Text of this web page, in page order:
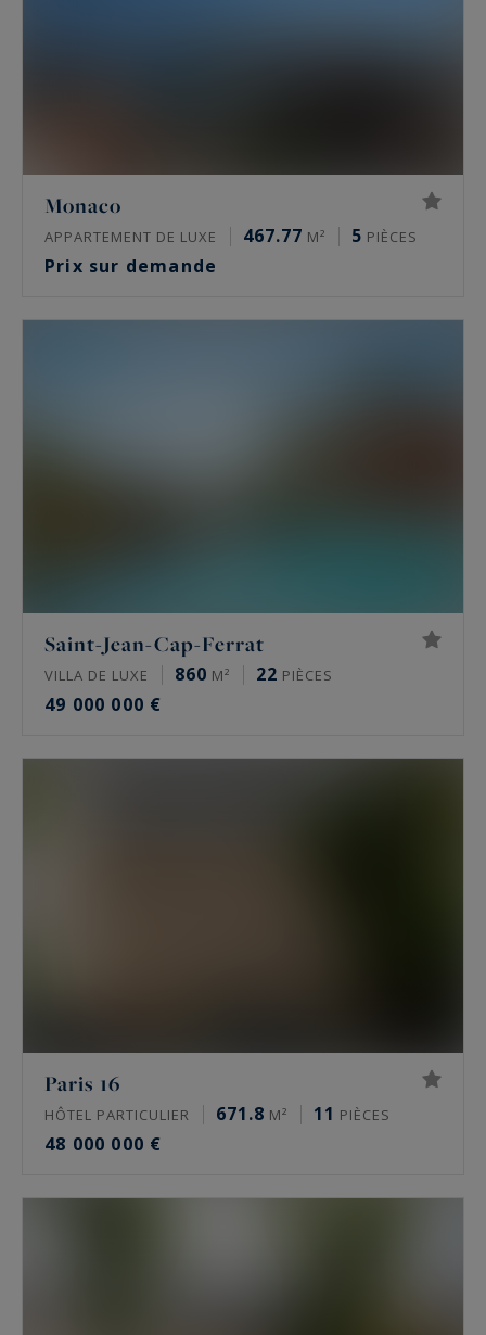
Monaco
APPARTEMENT DE LUXE 467.77 M² 5 PIÈCES
Prix sur demande
Saint-Jean-Cap-Ferrat
VILLA DE LUXE 860 M² 22 PIÈCES
49 000 000 €
Paris 16
HÔTEL PARTICULIER 671.8 M² 11 PIÈCES
48 000 000 €